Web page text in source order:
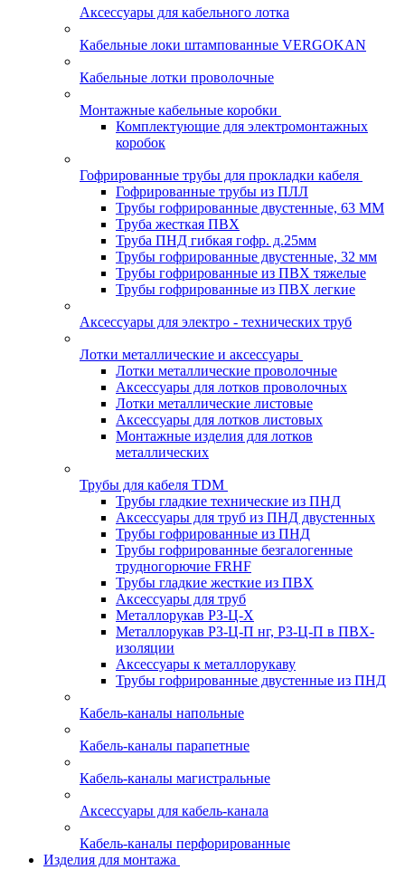
Аксессуары для кабельного лотка
Кабельные локи штампованные VERGOKAN
Кабельные лотки проволочные
Монтажные кабельные коробки
Комплектующие для электромонтажных
коробок
Гофрированные трубы для прокладки кабеля
Гофрированные трубы из ПЛЛ
Трубы гофрированные двустенные, 63 ММ
Труба жесткая ПВХ
Труба ПНД гибкая гофр. д.25мм
Трубы гофрированные двустенные, 32 мм
Трубы гофрированные из ПВХ тяжелые
Трубы гофрированные из ПВХ легкие
Аксессуары для электро - технических труб
Лотки металлические и аксессуары
Лотки металлические проволочные
Аксессуары для лотков проволочных
Лотки металлические листовые
Аксессуары для лотков листовых
Монтажные изделия для лотков
металлических
Трубы для кабеля TDM
Трубы гладкие технические из ПНД
Аксессуары для труб из ПНД двустенных
Трубы гофрированные из ПНД
Трубы гофрированные безгалогенные
трудногорючие FRHF
Трубы гладкие жесткие из ПВХ
Аксессуары для труб
Металлорукав РЗ-Ц-Х
Металлорукав РЗ-Ц-П нг, РЗ-Ц-П в ПВХ-
изоляции
Аксессуары к металлорукаву
Трубы гофрированные двустенные из ПНД
Кабель-каналы напольные
Кабель-каналы парапетные
Кабель-каналы магистральные
Аксессуары для кабель-канала
Кабель-каналы перфорированные
Изделия для монтажа